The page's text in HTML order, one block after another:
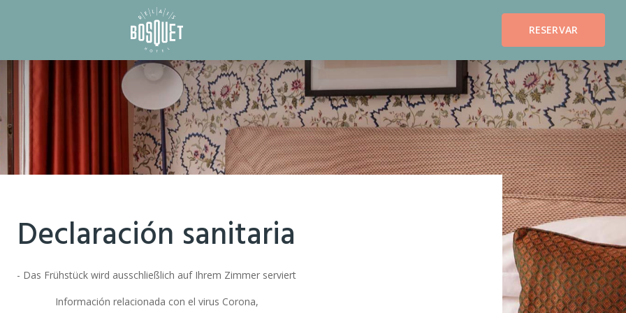
RESERVAR
Declaración sanitaria
- Das Frühstück wird ausschließlich auf Ihrem Zimmer serviert
Información relacionada con el virus Corona,